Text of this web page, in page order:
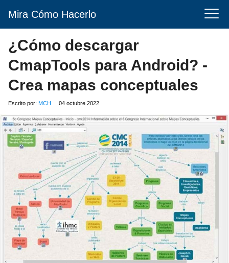
Mira Cómo Hacerlo
¿Cómo descargar
CmapTools para Android? -
Crea mapas conceptuales
Escrito por: MCH 04 octubre 2022